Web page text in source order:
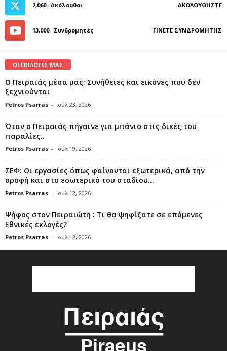
2,060 Ακόλουθοι ΑΚΟΛΟΥΘΉΣΤΕ
13,000 Συνδρομητές ΓΊΝΕΤΕ ΣΥΝΔΡΟΜΗΤΉΣ
ΟΙ ΕΠΙΛΟΓΕΣ ΜΑΣ
Ο Πειραιάς μέσα μας: Συνήθειες και εικόνες που δεν
ξεχνιούνται
Petros Psarras - Ιούλ 23, 2026
Όταν ο Πειραιάς πήγαινε για μπάνιο στις δικές του
παραλίες..
Petros Psarras - Ιούλ 19, 2026
ΣΕΦ: Οι εργασίες όπως φαίνονται εξωτερικά, από την
οροφή και στο εσωτερικό του σταδίου...
Petros Psarras - Ιούλ 12, 2026
Ψήφος στον Πειραιώτη : Τι θα ψηφίζατε σε επόμενες
Εθνικές εκλογές?
Petros Psarras - Ιούλ 12, 2026